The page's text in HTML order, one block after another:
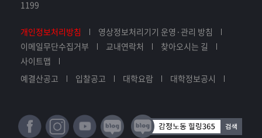
1199
개인정보처리방침
영상정보처리기기 운영·관리 방침
이메일무단수집거부
교내연락처
찾아오시는 길
사이트맵
예결산공고
입찰공고 대학요람 대학정보공시